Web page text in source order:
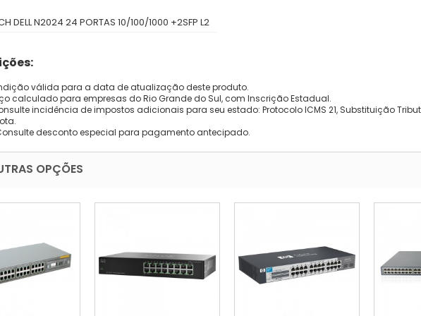
DELL N2024 24 PORTAS 10/100/1000 +2SFP L2
válida para a data de atualização deste produto.
calculado para empresas do Rio Grande do Sul, com Inscrição Estadual.
incidência de impostos adicionais para seu estado: Protocolo ICMS 21, Substituição
desconto especial para pagamento antecipado.
OPÇÕES